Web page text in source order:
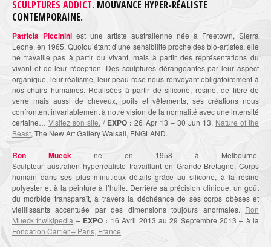
SCULPTURES ADDICT. MOUVANCE HYPER-RÉALISTE
CONTEMPORAINE.
Patricia Piccinini est une artiste australienne née à Freetown, Sierra
Leone, en 1965. Quoiqu’étant d’une sensibilité proche des bio-artistes, elle
ne travaille pas à partir du vivant, mais à partir des représentations du
vivant et de leur réception. Des sculptures dérangeantes par leur aspect
organique, leur réalisme, leur peau rose nous renvoyant obligatoirement à
nos chairs humaines. Réalisées à partir de silicone, résine, de fibre de
verre mais aussi de cheveux, poils et vêtements, ses créations nous
confrontent invariablement à notre vision de la normalité avec une intensité
certaine…Visitez son site. / EXPO :26 Apr 13 – 30 Jun 13, Nature of the
Beast, The New Art Gallery Walsall, ENGLAND.
Ron Mueck né en 1958 à Melbourne.
Sculpteur australien hyperréaliste travaillant en Grande-Bretagne. Corps
humain dans ses plus minutieux détails grâce au silicone, à la résine
polyester et à la peinture à l’huile. Derrière sa précision clinique, un goût
du morbide transparaît, à travers la déchéance de ses corps obèses et
vieillissants accentuée par des dimensions toujours anormales. Ron
Mueck fr.wikipedia – EXPO : 16 Avril 2013 au 29 Septembre 2013 – à la
Fondation Cartier – Paris, France